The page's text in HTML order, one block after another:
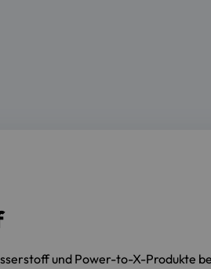
und Power-to-X-Produkte